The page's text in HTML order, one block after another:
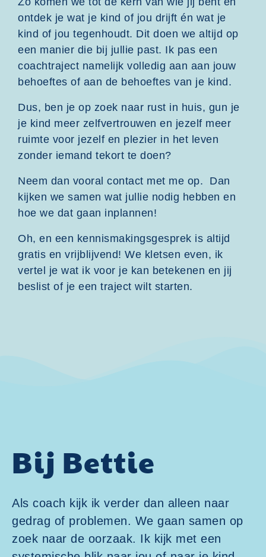
ontdek je wat je kind of jou drijft én wat je
kind of jou tegenhoudt. Dit doen we altijd op
een manier die bij jullie past. Ik pas een
coachtraject namelijk volledig aan aan jouw
behoeftes of aan de behoeftes van je kind.
Dus, ben je op zoek naar rust in huis, gun je
je kind meer zelfvertrouwen en jezelf meer
ruimte voor jezelf en plezier in het leven
zonder iemand tekort te doen?
Neem dan vooral contact met me op. Dan
kijken we samen wat jullie nodig hebben en
hoe we dat gaan inplannen!
Oh, en een kennismakingsgesprek is altijd
gratis en vrijblijvend! We kletsen even, ik
vertel je wat ik voor je kan betekenen en jij
beslist of je een traject wilt starten.
Bij Bettie
Als coach kijk ik verder dan alleen naar
gedrag of problemen. We gaan samen op
zoek naar de oorzaak. Ik kijk met een